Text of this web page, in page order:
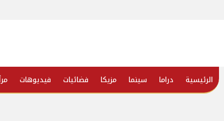
الرئيسية دراما سينما مزيكا فضائيات فيديوهات